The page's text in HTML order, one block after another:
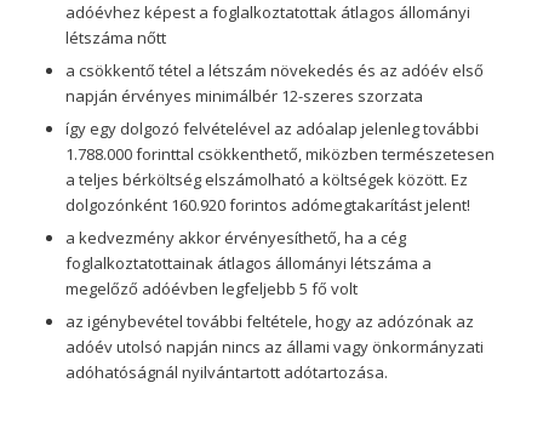
adóévhez képest a foglalkoztatottak átlagos állományi
létszáma nőtt
a csökkentő tétel a létszám növekedés és az adóév első
napján érvényes minimálbér 12-szeres szorzata
így egy dolgozó felvételével az adóalap jelenleg további
1.788.000 forinttal csökkenthető, miközben természetesen
a teljes bérköltség elszámolható a költségek között. Ez
dolgozónként 160.920 forintos adómegtakarítást jelent!
a kedvezmény akkor érvényesíthető, ha a cég
foglalkoztatottainak átlagos állományi létszáma a
megelőző adóévben legfeljebb 5 fő volt
az igénybevétel további feltétele, hogy az adózónak az
adóév utolsó napján nincs az állami vagy önkormányzati
adóhatóságnál nyilvántartott adótartozása.